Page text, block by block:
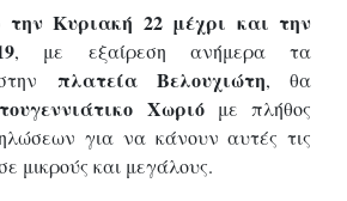
την Κυριακή 22 μέχρι και την
, με εξαίρεση ανήμερα τα
πλατεία Βελουχιώτη, θα
Χωριόμε πλήθος
για να κάνουν αυτές τις
μικρούς και μεγάλους.